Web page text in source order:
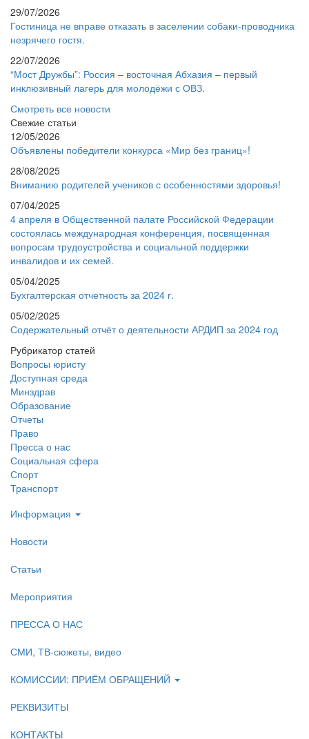
29/07/2026
Гостиница не вправе отказать в заселении собаки-проводника
незрячего гостя.
22/07/2026
“Мост Дружбы”: Россия – восточная Абхазия – первый
инклюзивный лагерь для молодёжи с ОВЗ.
Смотреть все новости
Свежие статьи
12/05/2026
Объявлены победители конкурса «Мир без границ»!
28/08/2025
Вниманию родителей учеников с особенностями здоровья!
07/04/2025
4 апреля в Общественной палате Российской Федерации
состоялась международная конференция, посвященная
вопросам трудоустройства и социальной поддержки
инвалидов и их семей.
05/04/2025
Бухгалтерская отчетность за 2024 г.
05/02/2025
Содержательный отчёт о деятельности АРДИП за 2024 год
Рубрикатор статей
Вопросы юристу
Доступная среда
Минздрав
Образование
Отчеты
Право
Пресса о нас
Социальная сфера
Спорт
Транспорт
Информация
Новости
Статьи
Мероприятия
ПРЕССА О НАС
СМИ, ТВ-сюжеты, видео
КОМИССИИ: ПРИЁМ ОБРАЩЕНИЙ
РЕКВИЗИТЫ
КОНТАКТЫ